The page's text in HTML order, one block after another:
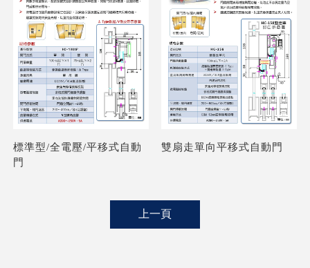
標準型/全電壓/平移式自動
門
雙扇走單向平移式自動門
上一頁